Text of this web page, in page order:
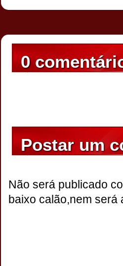
0
Postar um
Não será publicado
baixo calão,nem será